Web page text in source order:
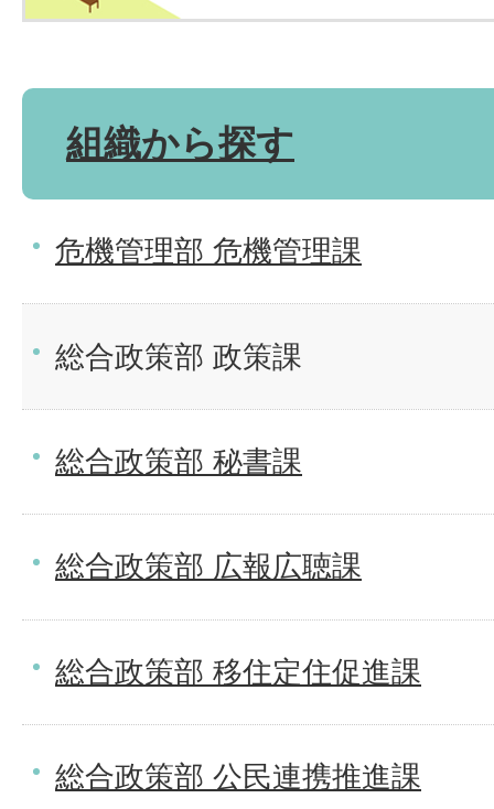
組織から探す
危機管理部 危機管理課
総合政策部 政策課
総合政策部 秘書課
総合政策部 広報広聴課
総合政策部 移住定住促進課
総合政策部 公民連携推進課